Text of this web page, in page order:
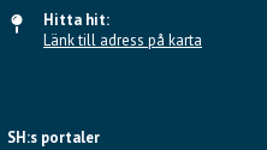
Hitta hit:
Länk till adress på karta
SH:s portaler